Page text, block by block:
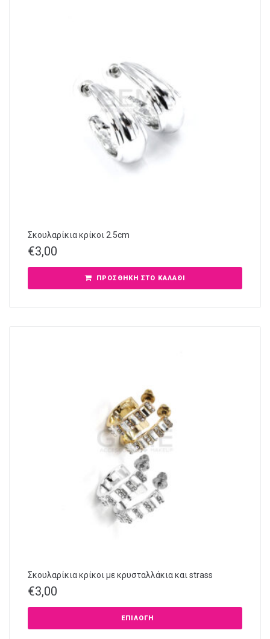
Σκουλαρίκια κρίκοι 2.5cm
€3,00
ΠΡΟΣΘΉΚΗ ΣΤΟ ΚΑΛΆΘΙ
Σκουλαρίκια κρίκοι με κρυσταλλάκια και strass
€3,00
ΕΠΙΛΟΓΉ